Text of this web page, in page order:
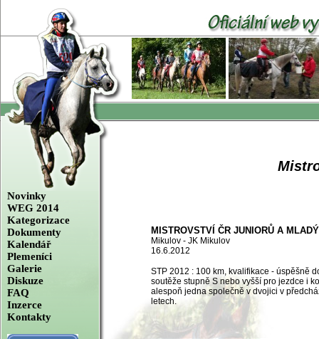
MISTROVSTVÍ ČR JUNIORŮ A
Mikulov - JK Mikulov
16.6.2012
STP 2012 : 100 km, kvalifikace - úspěšně
soutěže stupně S nebo vyšší pro jezdce i
alespoň jedna společně v dvojici v
letech.
Novinky
WEG 2014
Kategorizace
Dokumenty
Kalendář
Plemeníci
Galerie
Diskuze
FAQ
Inzerce
Kontakty